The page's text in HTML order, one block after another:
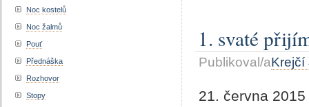
1. svaté
Publikoval/aKrejčí
21. června
Noc kostelů
Noc žalmů
Pouť
Přednáška
Rozhovor
Stopy